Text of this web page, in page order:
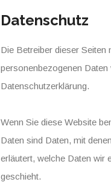
Datenschutz
Die Betreiber dieser
personenbezogenen
Datenschutzerklärung.
Wenn Sie diese Website
Daten sind Daten, mit
erläutert, welche Daten wir
geschieht.